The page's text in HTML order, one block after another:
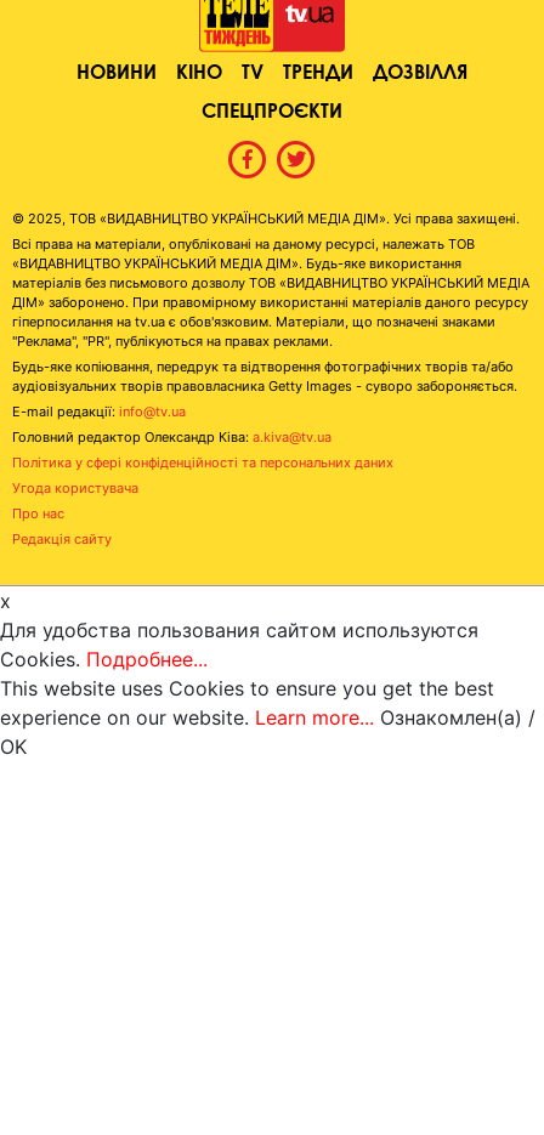
НОВИНИ КІНО TV ТРЕНДИ
ДОЗВІЛЛЯ
СПЕЦПРОЄКТИ
© 2025, ТОВ «ВИДАВНИЦТВО УКРАЇНСЬКИЙ МЕДІА ДІМ». Усі права захищені.
Всі права на матеріали, опубліковані на даному ресурсі, належать ТОВ
«ВИДАВНИЦТВО УКРАЇНСЬКИЙ МЕДІА ДІМ». Будь-яке використання
матеріалів без письмового дозволу ТОВ «ВИДАВНИЦТВО УКРАЇНСЬКИЙ МЕДІА
ДІМ» заборонено. При правомірному використанні матеріалів даного ресурсу
гіперпосилання на tv.ua є обов'язковим. Матеріали, що позначені знаками
"Реклама", "PR", публікуються на правах реклами.
Будь-яке копіювання, передрук та відтворення фотографічних творів та/або
аудіовізуальних творів правовласника Getty Images - суворо забороняється.
E-mail редакції: info@tv.ua
Головний редактор Олександр Ківа: a.kiva@tv.ua
Політика у сфері конфіденційності та персональних даних
Угода користувача
Про нас
Редакція сайту
x
Для удобства пользования сайтом используются
Cookies. Подробнее...
This website uses Cookies to ensure you get the best
experience on our website. Learn more... Ознакомлен(а) /
OK